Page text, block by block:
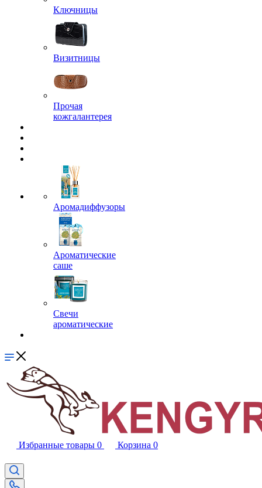
Ключницы
Визитницы
Прочая
кожгалантерея
Аромадиффузоры
Ароматические
саше
Свечи
ароматические
Избранные товары 0 Корзина 0